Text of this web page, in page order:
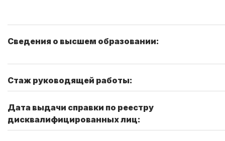
Сведения о высшем образовании:
Стаж руководящей работы:
Дата выдачи справки по реестру
дисквалифицированных лиц: